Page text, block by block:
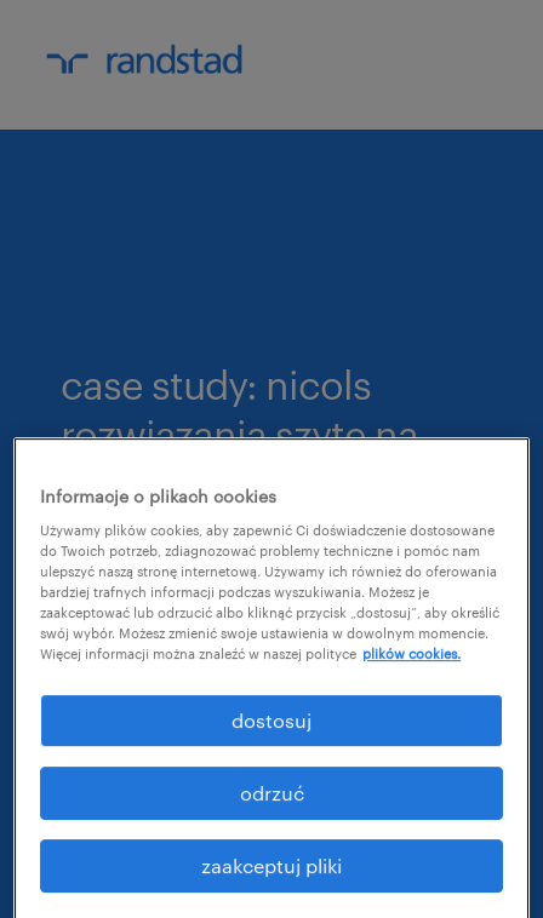
case study: nicols
rozwiązania szyte na
miarę
Case study zawiera informacje, jak w szczycie
sezonu skutecznie pozyskaliśmy
pracowników tymczasowych i pomogliśmy
naszemu klientowi, firmie Nicols, zadbać o
ciągłość produkcji.
Informacje o plikach cookies
Używamy plików cookies, aby zapewnić Ci doświadczenie dostosowane
do Twoich potrzeb, zdiagnozować problemy techniczne i pomóc nam
ulepszyć naszą stronę internetową. Używamy ich również do oferowania
bardziej trafnych informacji podczas wyszukiwania. Możesz je
zaakceptować lub odrzucić albo kliknąć przycisk „dostosuj”, aby określić
swój wybór. Możesz zmienić swoje ustawienia w dowolnym momencie.
Więcej informacji można znaleźć w naszej polityce plików cookies.
zaakceptuj pliki
odrzuć
dostosuj